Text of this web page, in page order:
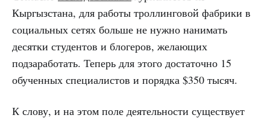
Кыргызстана, для работы троллинговой фабрики в
социальных сетях больше не нужно нанимать
десятки студентов и блогеров, желающих
подзаработать. Теперь для этого достаточно 15
обученных специалистов и порядка $350 тысяч.
К слову, и на этом поле деятельности существует